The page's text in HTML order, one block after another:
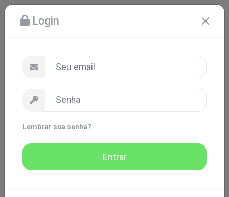
Login
Lembrar sua senha?
Entrar